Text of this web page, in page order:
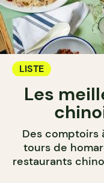
LISTE
Les
Des comptoirs
tours de
restaurants